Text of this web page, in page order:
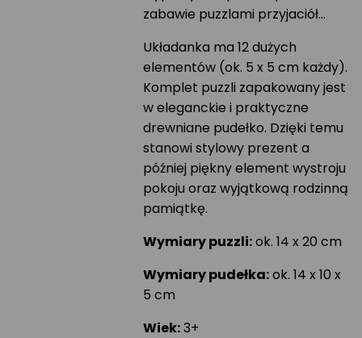
zabawie puzzlami przyjaciół…
Układanka ma 12 dużych
elementów (ok. 5 x 5 cm każdy).
Komplet puzzli zapakowany jest
w eleganckie i praktyczne
drewniane pudełko. Dzięki temu
stanowi stylowy prezent a
później piękny element wystroju
pokoju oraz wyjątkową rodzinną
pamiątkę.
Wymiary puzzli:ok. 14 x 20 cm
Wymiary pudełka:ok. 14 x 10 x
5 cm
Wiek:3+